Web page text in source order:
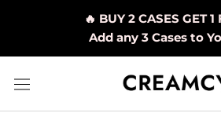
🔥 BUY 2 CASES GET 1
Add any 3 Cases to